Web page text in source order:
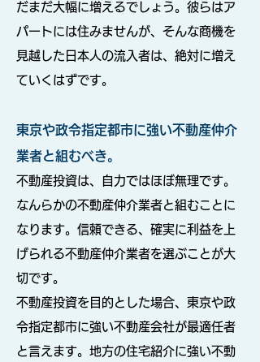
だまだ大幅に増えるでしょう。彼らはア
パートには住みませんが、そんな商機を
見越した日本人の流入者は、絶対に増え
ていくはずです。
東京や政令指定都市に強い不動産仲介
業者と組むべき。
不動産投資は、自力ではほぼ無理です。
なんらかの不動産仲介業者と組むことに
なります。信頼できる、確実に利益を上
げられる不動産仲介業者を選ぶことが大
切です。
不動産投資を目的とした場合、東京や政
令指定都市に強い不動産会社が最適任者
と言えます。地方の住宅紹介に強い不動